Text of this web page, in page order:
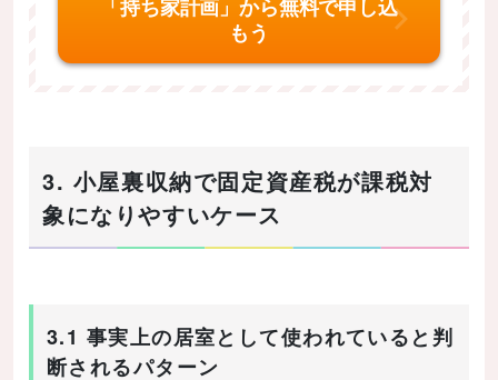
「持ち家計画」から無料で申し込
もう
3. 小屋裏収納で固定資産税が課税対
象になりやすいケース
3.1 事実上の居室として使われていると判
断されるパターン